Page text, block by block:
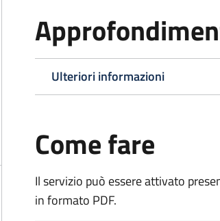
Ulteriori informazioni
Come fare
Il servizio può essere attivato
in formato PDF.